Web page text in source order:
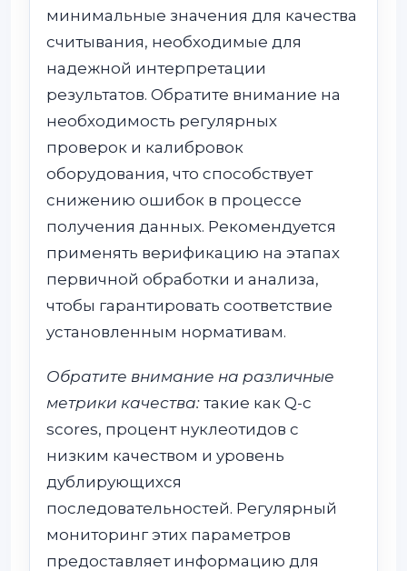
минимальные значения для качества
считывания, необходимые для
надежной интерпретации
результатов. Обратите внимание на
необходимость регулярных
проверок и калибровок
оборудования, что способствует
снижению ошибок в процессе
получения данных. Рекомендуется
применять верификацию на этапах
первичной обработки и анализа,
чтобы гарантировать соответствие
установленным нормативам.
Обратите внимание на различные
метрики качества: такие как Q-с
scores, процент нуклеотидов с
низким качеством и уровень
дублирующихся
последовательностей. Регулярный
мониторинг этих параметров
предоставляет информацию для